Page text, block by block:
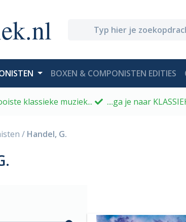
BOXEN & COMPONISTEN EDITIES
klassieke muziek... ....ga je naar
/ Handel, G.